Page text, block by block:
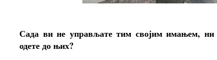
Сада ви не управљате тим својим имањем,
одете до њих?